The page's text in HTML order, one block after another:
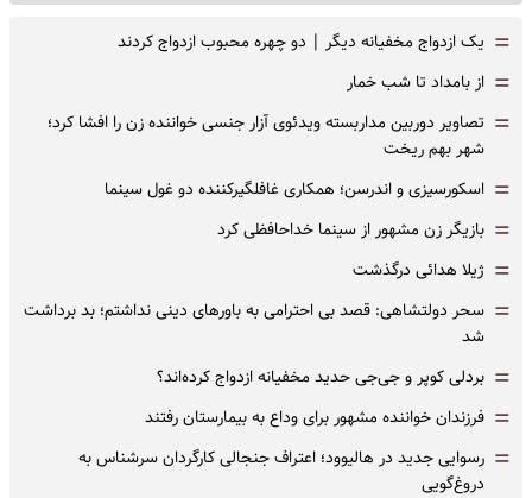
= یک ازدواج مخفیانه دیگر | دو چهره محبوب ازدواج کردند
= از بامداد تا شب خمار
= تصاویر دوربین مداربسته ویدئوی آزار جنسی خواننده زن را افشا کرد؛
شهر بهم ریخت
= اسکورسیزی و اندرسن؛ همکاری غافلگیرکننده دو غول سینما
= بازیگر زن مشهور از سینما خداحافظی کرد
= ژیلا هدائی درگذشت
= سحر دولتشاهی: قصد بی احترامی به باورهای دینی نداشتم؛ بد برداشت
شد
= بردلی کوپر و جی‌جی حدید مخفیانه ازدواج کرده‌اند؟
= فرزندان خواننده مشهور برای وداع به بیمارستان رفتند
= رسوایی جدید در هالیوود؛ اعتراف جنجالی کارگردان سرشناس به
دروغ‌گویی